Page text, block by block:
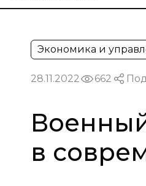
Экономика и
28.11.2022 662
в